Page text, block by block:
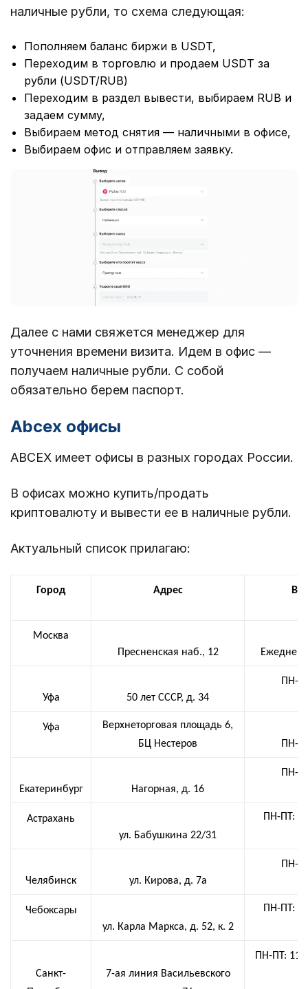
наличные рубли, то схема следующая:
Пополняем баланс биржи в USDT,
Переходим в торговлю и продаем USDT за
рубли (USDT/RUB)
Переходим в раздел вывести, выбираем RUB и
задаем сумму,
Выбираем метод снятия — наличными в офисе,
Выбираем офис и отправляем заявку.
Далее с нами свяжется менеджер для
уточнения времени визита. Идем в офис —
получаем наличные рубли. С собой
обязательно берем паспорт.
Abcex офисы
ABCEX имеет офисы в разных городах России.
В офисах можно купить/продать
криптовалюту и вывести ее в наличные рубли.
Актуальный список прилагаю:
Город Адрес
Москва
Пресненская наб., 12
Уфа 50 лет СССР, д. 34
ПН-
Уфа
Верхнеторговая площадь 6,
БЦ Нестеров
ПН-
Екатеринбург Нагорная, д. 16
ПН-
Астрахань
ул. Бабушкина 22/31
ПН-ПТ:
Челябинск ул. Кирова, д. 7а
ПН-
Чебоксары
ул. Карла Маркса, д. 52, к. 2
ПН-ПТ:
Санкт-
7-ая линия Васильевского
ПН-ПТ: